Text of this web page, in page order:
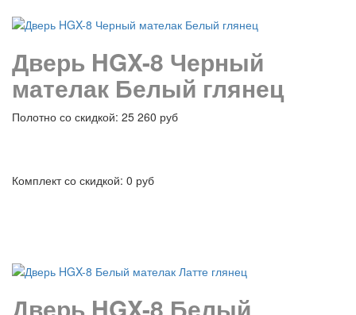
Дверь HGX-8 Черный
мателак Белый глянец
Полотно со скидкой: 25 260 руб
Комплект со скидкой: 0 руб
Дверь HGX-8 Белый